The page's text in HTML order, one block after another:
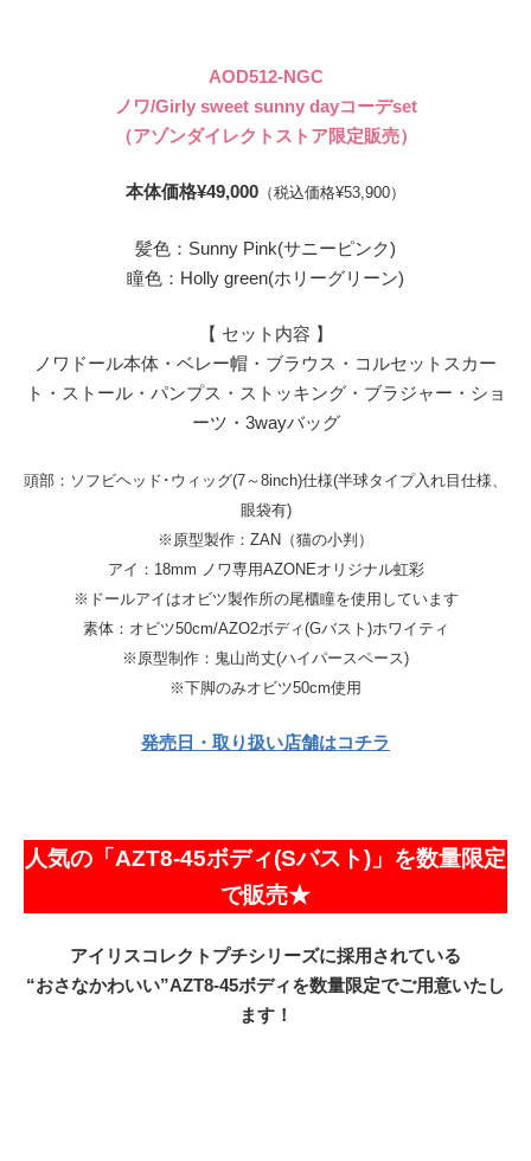
AOD512-NGC
ノワ/Girly sweet sunny dayコーデset
（アゾンダイレクトストア限定販売）
本体価格¥49,000 （税込価格¥53,900）
髪色：Sunny Pink(サニーピンク)
瞳色：Holly green(ホリーグリーン)
【 セット内容 】
ノワドール本体・ベレー帽・ブラウス・コルセットスカー
ト・ストール・パンプス・ストッキング・ブラジャー・ショ
ーツ・3wayバッグ
頭部：ソフビヘッド･ウィッグ(7～8inch)仕様(半球タイプ入れ目仕様、
眼袋有)
※原型製作：ZAN（猫の小判）
アイ：18mm ノワ専用AZONEオリジナル虹彩
※ドールアイはオビツ製作所の尾櫃瞳を使用しています
素体：オビツ50cm/AZO2ボディ(Gバスト)ホワイティ
※原型制作：鬼山尚丈(ハイパースペース)
※下脚のみオビツ50cm使用
発売日・取り扱い店舗はコチラ
人気の「AZT8-45ボディ(Sバスト)」を数量限定
で販売★
アイリスコレクトプチシリーズに採用されている
“おさなかわいい”AZT8-45ボディを数量限定でご用意いたし
ます！